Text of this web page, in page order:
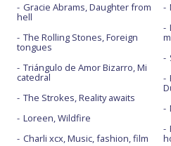
Gracie Abrams, Daughter from
hell
The Rolling Stones, Foreign
tongues
Triángulo de Amor Bizarro, Mi
catedral
The Strokes, Reality awaits
Loreen, Wildfire
Charli xcx, Music, fashion, film